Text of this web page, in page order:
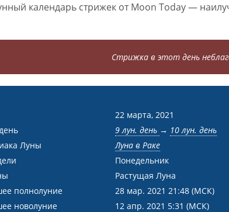
календарь стрижек от Moon Today —
Стрижка в этот день
22 марта, 2021
9 лун. день → 10 лун. день
Луны
Луна в Раке
Понедельник
Растущая Луна
полнолуние
28 мар. 2021 21:48 (МСК)
новолуние
12 апр. 2021 5:31 (МСК)